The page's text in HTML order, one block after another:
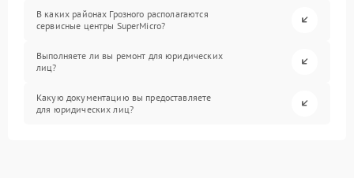
В каких районах Грозного располагаются
сервисные центры SuperMicro?
Выполняете ли вы ремонт для юридических
лиц?
Какую документацию вы предоставляете
для юридических лиц?